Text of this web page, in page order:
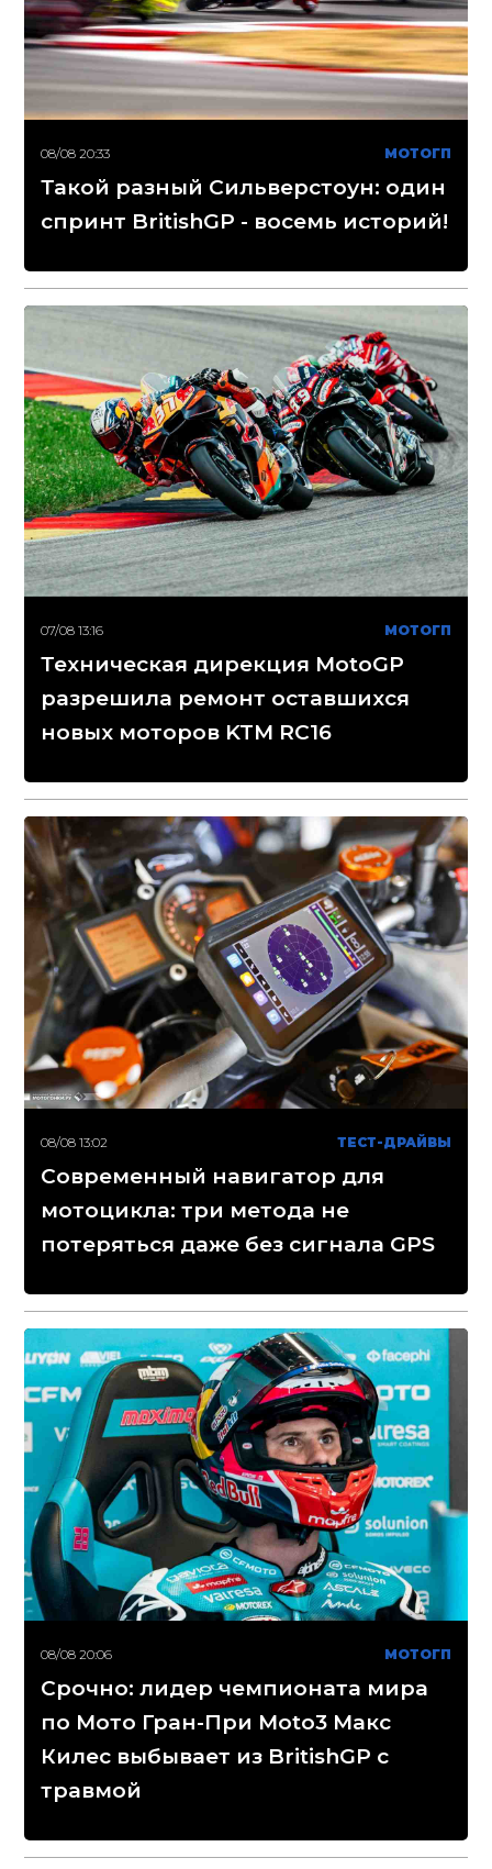
08/08 20:33 МОТОГП
Такой разный Сильверстоун: один
спринт BritishGP - восемь историй!
07/08 13:16 МОТОГП
Техническая дирекция MotoGP
разрешила ремонт оставшихся
новых моторов KTM RC16
08/08 13:02 ТЕСТ-ДРАЙВЫ
Современный навигатор для
мотоцикла: три метода не
потеряться даже без сигнала GPS
08/08 20:06 МОТОГП
Срочно: лидер чемпионата мира
по Мото Гран-При Moto3 Макс
Килес выбывает из BritishGP с
травмой